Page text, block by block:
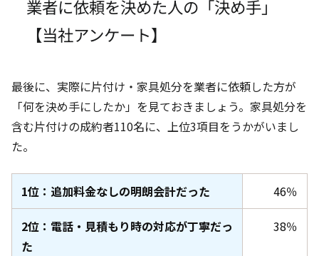
業者に依頼を決めた人の「決め手」
【当社アンケート】
最後に、実際に片付け・家具処分を業者に依頼した方が
「何を決め手にしたか」を見ておきましょう。家具処分を
含む片付けの成約者110名に、上位3項目をうかがいまし
た。
1位：追加料金なしの明朗会計だった 46％
2位：電話・見積もり時の対応が丁寧だっ
た
38％